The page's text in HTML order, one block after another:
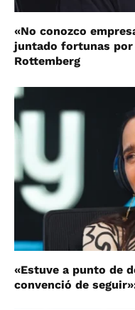
«No conozco
juntado fortunas por
Rottemberg
«Estuve a punto de
convenció de